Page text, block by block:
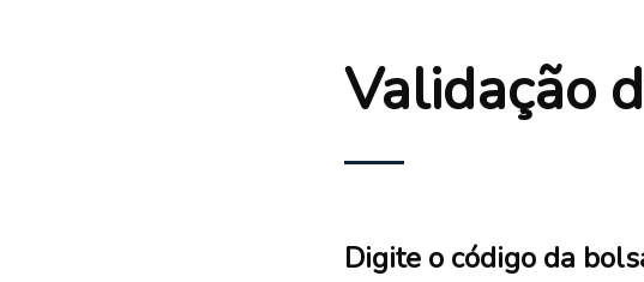
Validação
Digite o código da